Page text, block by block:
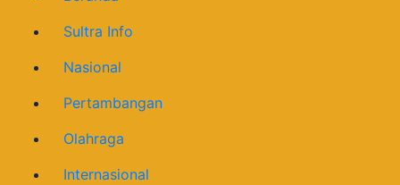
Sultra Info
Nasional
Pertambangan
Olahraga
Internasional